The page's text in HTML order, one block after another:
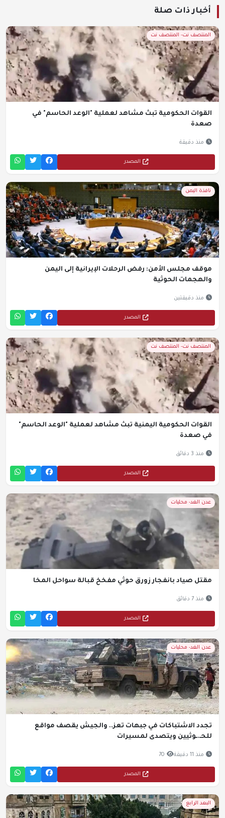
أخبار ذات صلة
المنتصف نت- المنتصف نت
القوات الحكومية تبث مشاهد لعملية "الوعد الحاسم" في
صعدة
منذ دقيقة
المصدر
نافذة اليمن
موقف مجلس الأمن: رفض الرحلات الإيرانية إلى اليمن
والهجمات الحوثية
منذ دقيقتين
المصدر
المنتصف نت- المنتصف نت
القوات الحكومية اليمنية تبث مشاهد لعملية "الوعد الحاسم"
في صعدة
منذ 3 دقائق
المصدر
عدن الغد- محليات
مقتل صياد بانفجار زورق حوثي مفخخ قبالة سواحل المخا
منذ 7 دقائق
المصدر
عدن الغد- محليات
تجدد الاشتباكات في جبهات تعز.. والجيش يقصف مواقع
للحـ.ـوثيين ويتصدى لمسيرات
منذ 11 دقيقة 70
المصدر
البعد الرابع